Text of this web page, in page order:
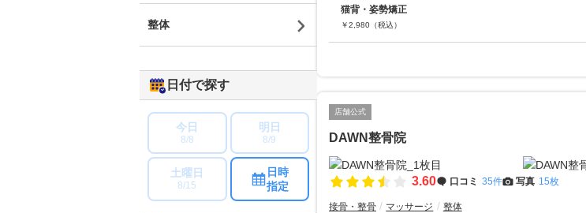
猫背・姿勢矯正
￥2,980 （税込）
店舗公式
DAWN整骨院
3.60 口コミ 35件 写真 15枚
接骨・整骨 マッサージ 整体
整体
日付で探す
今日
8/8
明日
8/9
土曜日
8/15
日時
指定